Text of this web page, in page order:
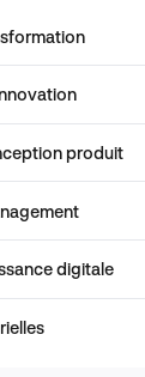
produit
digitale